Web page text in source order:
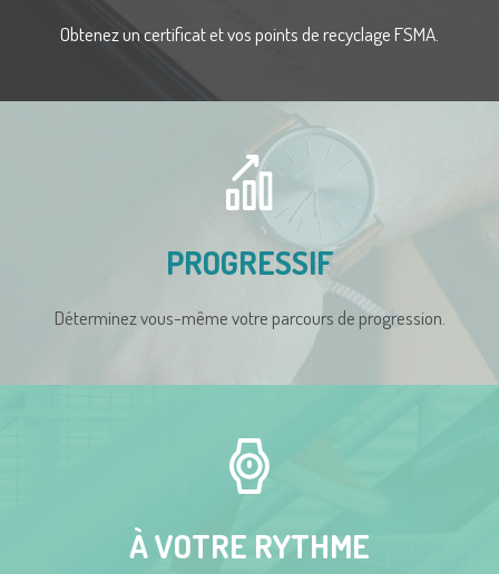
Obtenez un certificat et vos points de recyclage FSMA.
PROGRESSIF
Déterminez vous-même votre parcours de progression.
À VOTRE RYTHME